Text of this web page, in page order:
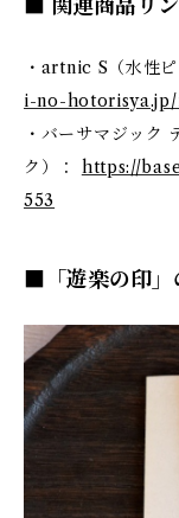
■ 関連商品リ
・artnic S（水性
i-no-hotorisya.jp/
・バーサマジック
ク）： https://
553
■「遊楽の印